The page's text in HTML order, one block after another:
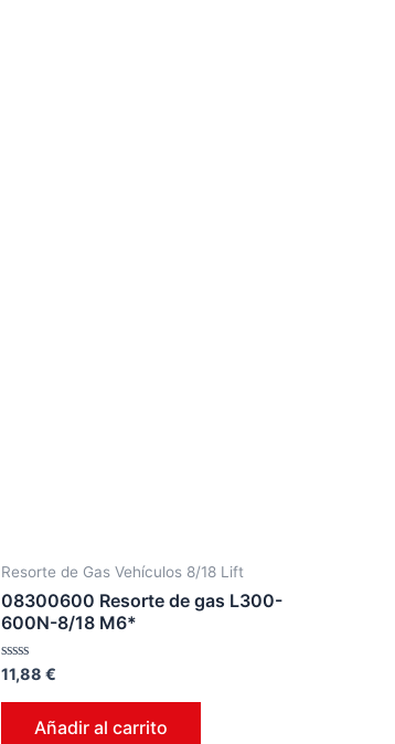
Resorte de Gas Vehículos 8/18 Lift
08300600 Resorte de gas L300-
600N-8/18 M6*
Valorado
0
11,88 €
Añadir al carrito